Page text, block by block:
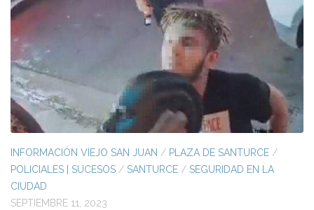
INFORMACIÓN VIEJO SAN JUAN / PLAZA DE SANTURCE /
POLICIALES | SUCESOS / SANTURCE / SEGURIDAD EN LA
CIUDAD
SEPTIEMBRE 11, 2023